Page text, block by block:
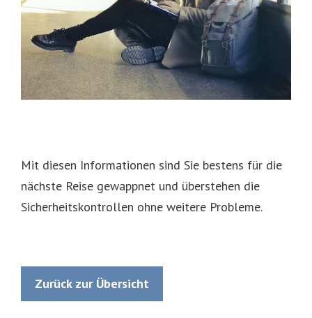
Mit diesen Informationen sind Sie bestens für die
nächste Reise gewappnet und überstehen die
Sicherheitskontrollen ohne weitere Probleme.
Zurück zur Übersicht